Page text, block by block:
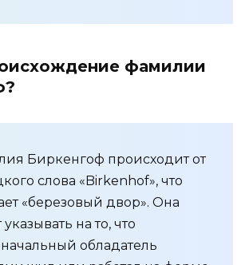
фамилии
Биркенгоф происходит от
слова «Birkenhof», что
«березовый двор». Она
на то, что
обладатель